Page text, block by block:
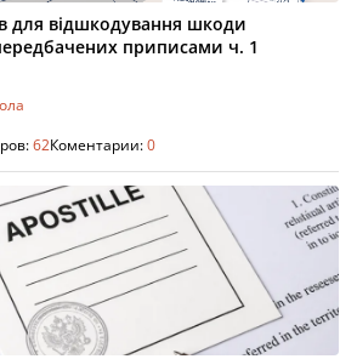
для відшкодування шкоди
приписами ч. 1
62Коментарии:0